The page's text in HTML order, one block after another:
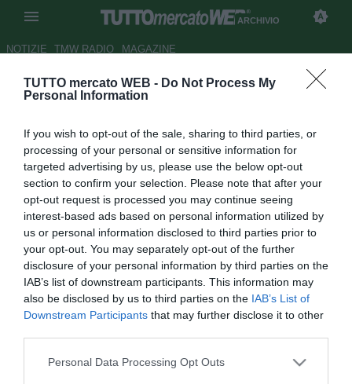
TUTTO mercato WEB - Do Not Process My
Personal Information
If you wish to opt-out of the sale, sharing to third parties, or
processing of your personal or sensitive information for
targeted advertising by us, please use the below opt-out
section to confirm your selection. Please note that after your
opt-out request is processed you may continue seeing
interest-based ads based on personal information utilized by
us or personal information disclosed to third parties prior to
your opt-out. You may separately opt-out of the further
disclosure of your personal information by third parties on the
IAB’s list of downstream participants. This information may
also be disclosed by us to third parties on the IAB’s List of
Downstream Participants that may further disclose it to other
Personal Data Processing Opt Outs
ARCHIVIO
NOTIZIE TMW RADIO MAGAZINE
Agnelli parla del mercato Juve
16.12.2001 21:31 2001
vedi letture
Il presidentissimo juventino Giovanni Agnelli, quest'oggi
presente al Delle Alpi, ha commentato la situazione del
mercato bianconero, che a dispetto delle sue dichiarazioni
sicuramente si infiammerà a Gennaio. "Non credo che
arrivino altri giocatori. Muzzi è un giocatore di cui ho sentito